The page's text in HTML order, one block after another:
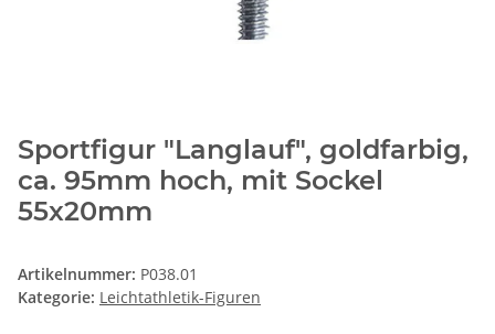
Sportfigur "Langlauf", goldfarbig,
ca. 95mm hoch, mit Sockel
55x20mm
Artikelnummer: P038.01
Kategorie: Leichtathletik-Figuren